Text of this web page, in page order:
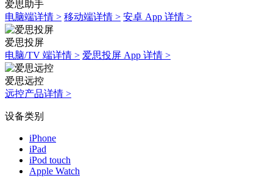
爱思助手
电脑端详情 > 移动端详情 > 安卓 App 详情 >
爱思投屏
电脑/TV 端详情 > 爱思投屏 App 详情 >
爱思远控
远控产品详情 >
设备类别
iPhone
iPad
iPod touch
Apple Watch